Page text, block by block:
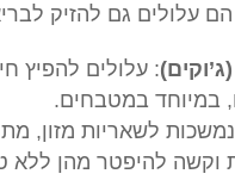
הם עלולים גם להזיק
: עלולים להפיץ
במיוחד במטבחים.
לשאריות מזון,
וקשה להיפטר מהן ללא